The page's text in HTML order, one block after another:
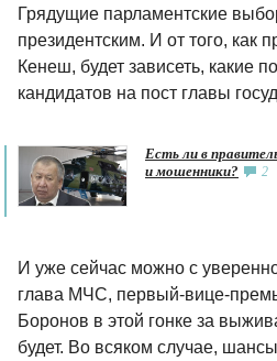
Грядущие парламентские
президентским. И от того, как
Кенеш, будет зависеть, какие
кандидатов на пост главы
Есть ли в
и мошенники?
2
И уже сейчас можно с
глава МЧС, первый-вице-
Боронов в этой гонке за
будет. Во всяком случае,